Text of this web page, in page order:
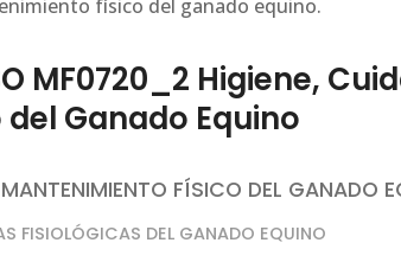
físico del ganado equino.
MF0720_2 Higiene,
Ganado Equino
FÍSICO DEL GANADO
FISIOLÓGICAS DEL GANADO EQUINO